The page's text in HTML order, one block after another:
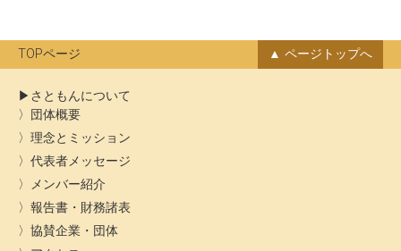
ブ
TOPページ ページトップへ
さともんについて
団体概要
理念とミッション
代表者メッセージ
メンバー紹介
報告書・財務諸表
協賛企業・団体